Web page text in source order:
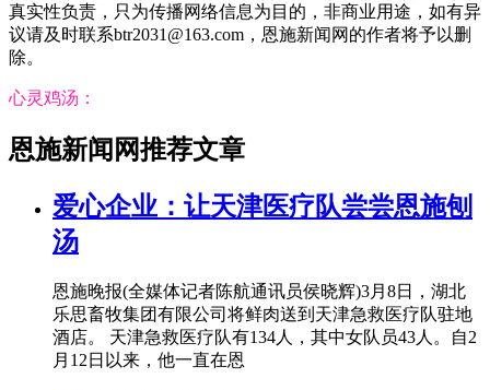
真实性负责，只为传播网络信息为目的，非商业用途，如有异
议请及时联系btr2031@163.com，恩施新闻网的作者将予以删
除。
心灵鸡汤：
恩施新闻网推荐文章
爱心企业：让天津医疗队尝尝恩施刨
汤
恩施晚报(全媒体记者陈航通讯员侯晓辉)3月8日，湖北
乐思畜牧集团有限公司将鲜肉送到天津急救医疗队驻地
酒店。 天津急救医疗队有134人，其中女队员43人。自2
月12日以来，他一直在恩